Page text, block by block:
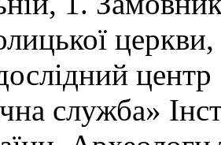
центр
служба»